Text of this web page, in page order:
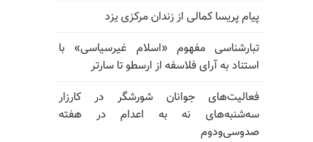
پیام پریسا کمالی از زندان مرکزی یزد
تبارشناسی مفهوم «اسلام غیرسیاسی» با
استناد به آرای فلاسفه از ارسطو تا سارتر
فعالیت‌های جوانان شورشگر در کارزار
سه‌شنبه‌های نه به اعدام در هفته
صدوسی‌و‌دوم